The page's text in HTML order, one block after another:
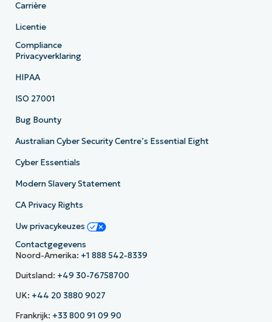
Carrière
Licentie
Compliance
Privacyverklaring
HIPAA
ISO 27001
Bug Bounty
Australian Cyber Security Centre’s Essential Eight
Cyber Essentials
Modern Slavery Statement
CA Privacy Rights
Uw privacykeuzes
Contactgegevens
Noord-Amerika: +1 888 542-8339
Duitsland: +49 30-76758700
UK: +44 20 3880 9027
Frankrijk: +33 800 91 09 90